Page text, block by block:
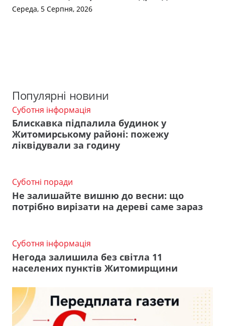
Середа, 5 Серпня, 2026
Популярні новини
Суботня інформація
Блискавка підпалила будинок у
Житомирському районі: пожежу
ліквідували за годину
Суботні поради
Не залишайте вишню до весни: що
потрібно вирізати на дереві саме зараз
Суботня інформація
Негода залишила без світла 11
населених пунктів Житомирщини